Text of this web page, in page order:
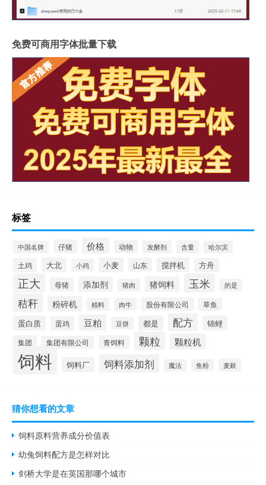
免费可商用字体批量下载
标签
中国名牌 仔猪 价格 动物 发酵剂 含量 哈尔滨
土鸡 大北 小鸡 小麦 山东 搅拌机 方舟
正大 母猪 添加剂 猪肉 猪饲料 玉米 的是
秸秆 粉碎机 精料 肉牛 股份有限公司 草鱼
蛋白质 蛋鸡 豆粕 豆饼 都是 配方 锦鲤
集团 集团有限公司 青饲料 颗粒 颗粒机
饲料 饲料厂 饲料添加剂 魔法 鱼粉 麦麸
猜你想看的文章
饲料原料营养成分价值表
幼兔饲料配方是怎样对比
剑桥大学是在英国那哪个城市